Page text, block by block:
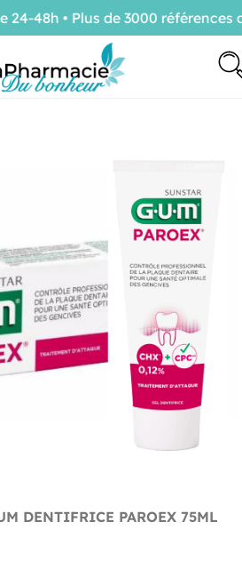
DENTIFRICE PAROEX 75ML
48h • Plus de 3000 références